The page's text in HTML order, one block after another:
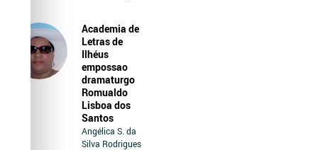
Academia de
Letras de
Ilhéus
empossao
dramaturgo
Romualdo
Lisboa dos
Santos
Angélica S. da
Silva Rodrigues